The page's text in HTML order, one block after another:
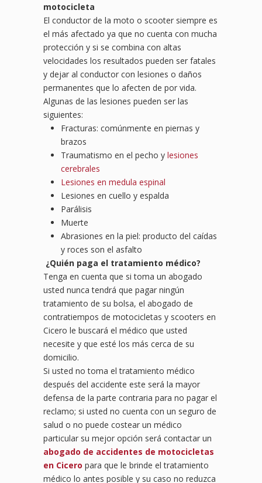
motocicleta
El conductor de la moto o scooter siempre es
el más afectado ya que no cuenta con mucha
protección y si se combina con altas
velocidades los resultados pueden ser fatales
y dejar al conductor con lesiones o daños
permanentes que lo afecten de por vida.
Algunas de las lesiones pueden ser las
siguientes:
Fracturas: comúnmente en piernas y
brazos
Traumatismo en el pecho y lesiones
cerebrales
Lesiones en medula espinal
Lesiones en cuello y espalda
Parálisis
Muerte
Abrasiones en la piel: producto del caídas
y roces son el asfalto
¿Quién paga el tratamiento médico?
Tenga en cuenta que si toma un abogado
usted nunca tendrá que pagar ningún
tratamiento de su bolsa, el abogado de
contratiempos de motocicletas y scooters en
Cicero le buscará el médico que usted
necesite y que esté los más cerca de su
domicilio.
Si usted no toma el tratamiento médico
después del accidente este será la mayor
defensa de la parte contraria para no pagar el
reclamo; si usted no cuenta con un seguro de
salud o no puede costear un médico
particular su mejor opción será contactar un
abogado de accidentes de motocicletas
en Cicero para que le brinde el tratamiento
médico lo antes posible y su caso no reduzca